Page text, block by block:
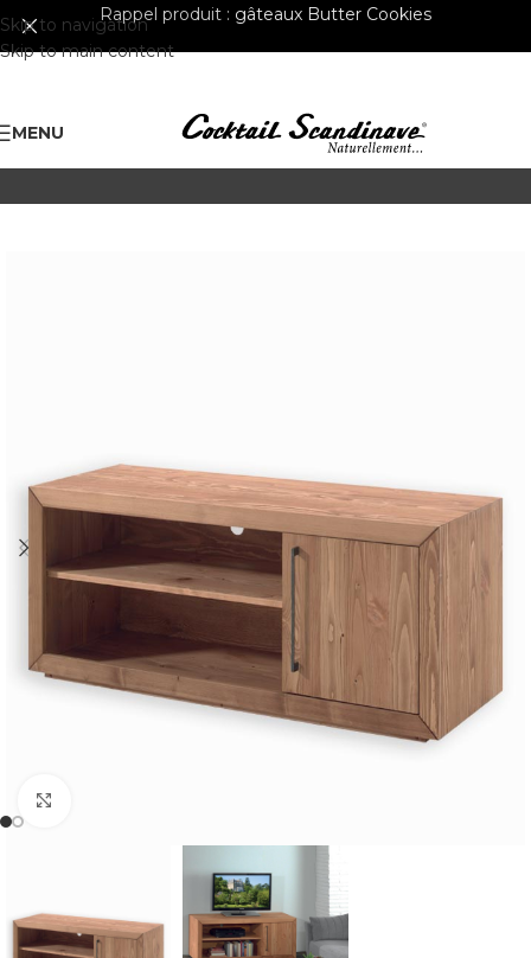
Skip to navigation
Skip to main content
Rappel produit : gâteaux Butter Cookies
MENU